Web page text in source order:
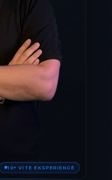
10+ VITE EKSPERIENCË